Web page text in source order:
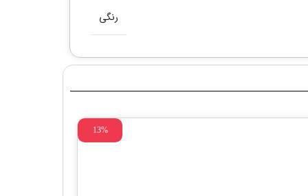
رنگی
13%